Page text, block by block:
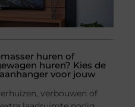
huren of
huren? Kies de
voor jouw
verbouwen of